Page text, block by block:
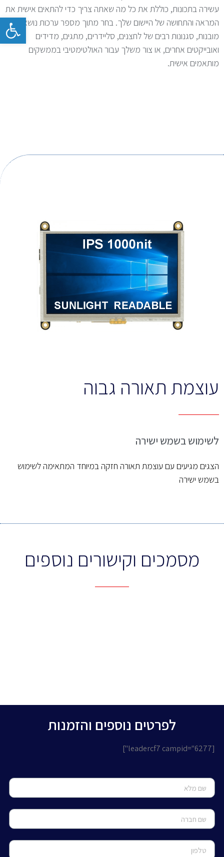
עשירה בתכונות, כוללת את כל מה שאתה צריך כדי להתאים אישית את
המראה והתחושה של היישום שלך. בחר מתוך מספר ערכות נושא
מובנות, סגנונות רבים של לחצנים, סליידרים, מתגים, מדידים
ואובייקטים אחרים, או צור משלך עבור האולטימטיבי בממשקים
מותאמים אישית.
עוצמת תאורה גבוה
לשימוש בשמש ישירה
הצגים מגיעים עם עוצמת תאורה חזקה במיוחד המתאימה לשימוש
בשמש ישירה
מסמכים וקישורים נוספים
לפרטים נוספים והזמנות
[leadercf7 campid="6277"]